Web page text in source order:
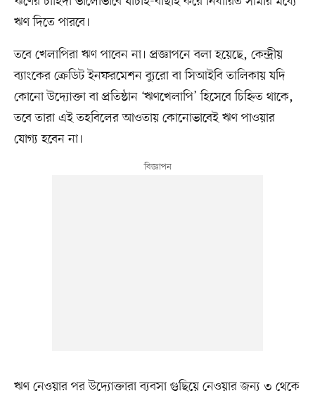
ঋণ দিতে পারবে।
তবে খেলাপিরা ঋণ পাবেন না। প্রজ্ঞাপনে বলা হয়েছে, কেন্দ্রীয়
ব্যাংকের ক্রেডিট ইনফরমেশন ব্যুরো বা সিআইবি তালিকায় যদি
কোনো উদ্যোক্তা বা প্রতিষ্ঠান ‘ঋণখেলাপি’ হিসেবে চিহ্নিত থাকে,
তবে তারা এই তহবিলের আওতায় কোনোভাবেই ঋণ পাওয়ার
যোগ্য হবেন না।
ঋণ নেওয়ার পর উদ্যোক্তারা ব্যবসা গুছিয়ে নেওয়ার জন্য ৩ থেকে